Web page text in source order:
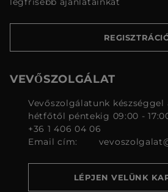
VEVŐSZOLGÁLAT
Vevőszolgálatunk készséggel
hétfőtől péntekig 09:00 -
+36 1 406 04 06
Email cím:
LÉPJEN VELÜNK